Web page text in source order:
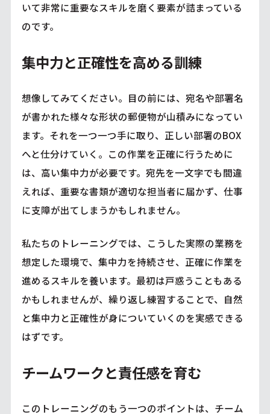
いて非常に重要なスキルを磨く要素が詰まっている
のです。
集中力と正確性を高める訓練
想像してみてください。目の前には、宛名や部署名
が書かれた様々な形状の郵便物が山積みになってい
ます。それを一つ一つ手に取り、正しい部署のBOX
へと仕分けていく。この作業を正確に行うために
は、高い集中力が必要です。宛先を一文字でも間違
えれば、重要な書類が適切な担当者に届かず、仕事
に支障が出てしまうかもしれません。
私たちのトレーニングでは、こうした実際の業務を
想定した環境で、集中力を持続させ、正確に作業を
進めるスキルを養います。最初は戸惑うこともある
かもしれませんが、繰り返し練習することで、自然
と集中力と正確性が身についていくのを実感できる
はずです。
チームワークと責任感を育む
このトレーニングのもう一つのポイントは、チーム